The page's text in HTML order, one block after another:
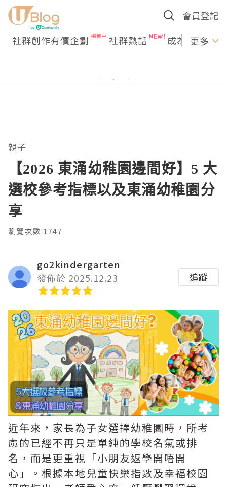
會員登記
社群創作有價企劃 社群熱話 成為U更多
親子
【2026 東涌幼稚園邊間好】5 大
選校參考指標以及東涌幼稚園分
享
瀏覽次數:1747
go2kindergarten
發佈於 2025.12.23
追蹤
近年來，家長為子女選擇幼稚園時，所考
慮的已經不再只是單純的學校名氣或排
名，而是更重視「小朋友返學開唔開
心」。根據本地兒童快樂指數及幸福校園